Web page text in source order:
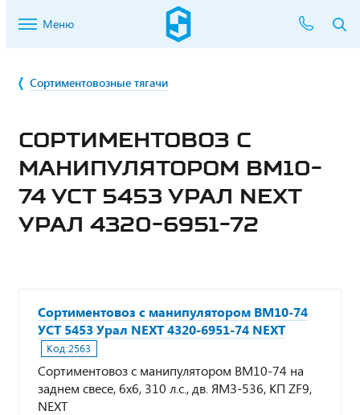
Меню
Сортиментовозные тягачи
СОРТИМЕНТОВОЗ С
МАНИПУЛЯТОРОМ ВМ10-
74 УСТ 5453 УРАЛ NEXT
УРАЛ 4320-6951-72
Сортиментовоз с манипулятором ВМ10-74
УСТ 5453 Урал NEXT 4320-6951-74 NEXT
Код:2563
Сортиментовоз с манипулятором ВМ10-74 на
заднем свесе, 6х6, 310 л.с., дв. ЯМЗ-536, КП ZF9,
NEXT